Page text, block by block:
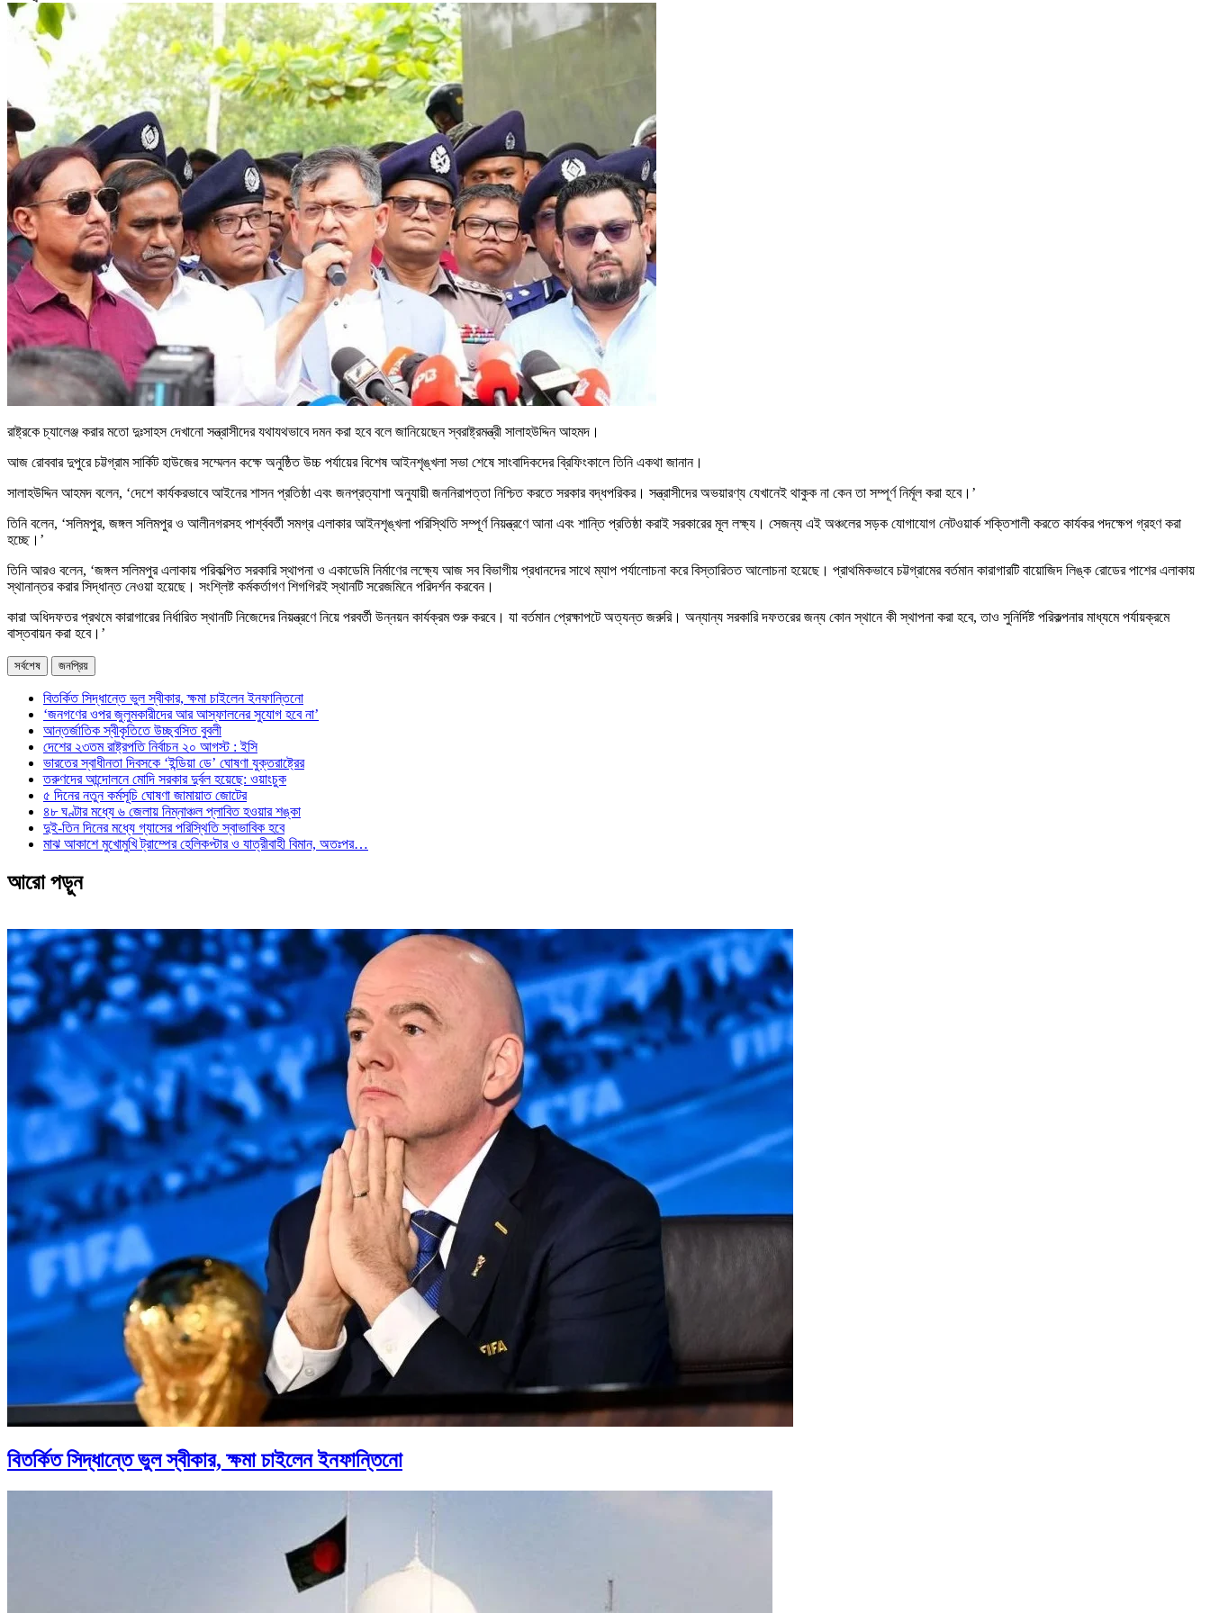
রাষ্ট্রকে চ্যালেঞ্জ করার মতো দুঃসাহস দেখানো সন্ত্রাসীদের যথাযথভাবে দমন করা হবে বলে জানিয়েছেন স্বরাষ্ট্রমন্ত্রী সালাহউদ্দিন আহমদ।
আজ রোববার দুপুরে চট্টগ্রাম সার্কিট হাউজের সম্মেলন কক্ষে অনুষ্ঠিত উচ্চ পর্যায়ের বিশেষ আইনশৃঙ্খলা সভা শেষে সাংবাদিকদের ব্রিফিংকালে তিনি একথা জানান।
সালাহউদ্দিন আহমদ বলেন, ‘দেশে কার্যকরভাবে আইনের শাসন প্রতিষ্ঠা এবং জনপ্রত্যাশা অনুযায়ী জননিরাপত্তা নিশ্চিত করতে সরকার বদ্ধপরিকর। সন্ত্রাসীদের অভয়ারণ্য যেখানেই থাকুক না কেন তা সম্পূর্ণ নির্মূল করা হবে।’
তিনি বলেন, ‘সলিমপুর, জঙ্গল সলিমপুর ও আলীনগরসহ পার্শ্ববর্তী সমগ্র এলাকার আইনশৃঙ্খলা পরিস্থিতি সম্পূর্ণ নিয়ন্ত্রণে আনা এবং শান্তি প্রতিষ্ঠা করাই সরকারের মূল লক্ষ্য। সেজন্য এই অঞ্চলের সড়ক যোগাযোগ নেটওয়ার্ক শক্তিশালী করতে কার্যকর পদক্ষেপ গ্রহণ করা
হচ্ছে।’
তিনি আরও বলেন, ‘জঙ্গল সলিমপুর এলাকায় পরিকল্পিত সরকারি স্থাপনা ও একাডেমি নির্মাণের লক্ষ্যে আজ সব বিভাগীয় প্রধানদের সাথে ম্যাপ পর্যালোচনা করে বিস্তারিতত আলোচনা হয়েছে। প্রাথমিকভাবে চট্টগ্রামের বর্তমান কারাগারটি বায়োজিদ লিঙ্ক রোডের পাশের এলাকায়
স্থানান্তর করার সিদ্ধান্ত নেওয়া হয়েছে। সংশ্লিষ্ট কর্মকর্তাগণ শিগগিরই স্থানটি সরেজমিনে পরিদর্শন করবেন।
কারা অধিদফতর প্রথমে কারাগারের নির্ধারিত স্থানটি নিজেদের নিয়ন্ত্রণে নিয়ে পরবর্তী উন্নয়ন কার্যক্রম শুরু করবে। যা বর্তমান প্রেক্ষাপটে অত্যন্ত জরুরি। অন্যান্য সরকারি দফতরের জন্য কোন স্থানে কী স্থাপনা করা হবে, তাও সুনির্দিষ্ট পরিকল্পনার মাধ্যমে পর্যায়ক্রমে
বাস্তবায়ন করা হবে।’
সর্বশেষ জনপ্রিয়
বিতর্কিত সিদ্ধান্তে ভুল স্বীকার, ক্ষমা চাইলেন ইনফান্তিনো
‘জনগণের ওপর জুলুমকারীদের আর আস্ফালনের সুযোগ হবে না’
আন্তর্জাতিক স্বীকৃতিতে উচ্ছ্বসিত বুবলী
দেশের ২৩তম রাষ্ট্রপতি নির্বাচন ২০ আগস্ট : ইসি
ভারতের স্বাধীনতা দিবসকে ‘ইন্ডিয়া ডে’ ঘোষণা যুক্তরাষ্ট্রের
তরুণদের আন্দোলনে মোদি সরকার দুর্বল হয়েছে: ওয়াংচুক
৫ দিনের নতুন কর্মসূচি ঘোষণা জামায়াত জোটের
৪৮ ঘণ্টার মধ্যে ৬ জেলায় নিম্নাঞ্চল প্লাবিত হওয়ার শঙ্কা
দুই-তিন দিনের মধ্যে গ্যাসের পরিস্থিতি স্বাভাবিক হবে
মাঝ আকাশে মুখোমুখি ট্রাম্পের হেলিকপ্টার ও যাত্রীবাহী বিমান, অতঃপর…
আরো পড়ুন
বিতর্কিত সিদ্ধান্তে ভুল স্বীকার, ক্ষমা চাইলেন ইনফান্তিনো